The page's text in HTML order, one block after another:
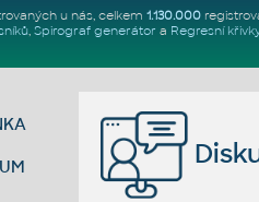
u nás, celkem 1.130.000
, Spirograf generátor a Regresní